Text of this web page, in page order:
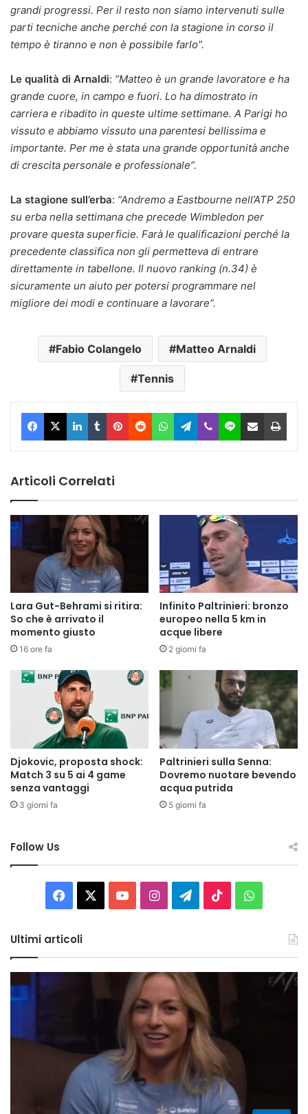
grandi progressi. Per il resto non siamo intervenuti sulle
parti tecniche anche perché con la stagione in corso il
tempo è tiranno e non è possibile farlo”.
Le qualità di Arnaldi: “Matteo è un grande lavoratore e ha
grande cuore, in campo e fuori. Lo ha dimostrato in
carriera e ribadito in queste ultime settimane. A Parigi ho
vissuto e abbiamo vissuto una parentesi bellissima e
importante. Per me è stata una grande opportunità anche
di crescita personale e professionale”.
La stagione sull’erba: “Andremo a Eastbourne nell’ATP 250
su erba nella settimana che precede Wimbledon per
provare questa superficie. Farà le qualificazioni perché la
precedente classifica non gli permetteva di entrare
direttamente in tabellone. Il nuovo ranking (n.34) è
sicuramente un aiuto per potersi programmare nel
migliore dei modi e continuare a lavorare”.
Fabio Colangelo Matteo Arnaldi
Tennis
Facebook
X LinkedIn
TumblrPinterest
RedditWhatsAppTelegram
ViberLine Condividi via Email
Articoli Correlati
Lara Gut-Behrami si ritira:
So che è arrivato il
momento giusto
16 ore fa
Infinito Paltrinieri: bronzo
europeo nella 5 km in
acque libere
2 giorni fa
Djokovic, proposta shock:
Match 3 su 5 ai 4 game
senza vantaggi
3 giorni fa
Paltrinieri sulla Senna:
Dovremo nuotare bevendo
acqua putrida
5 giorni fa
Follow Us
Facebook You InstagramTelegram
TikTok
Ultimi articoli